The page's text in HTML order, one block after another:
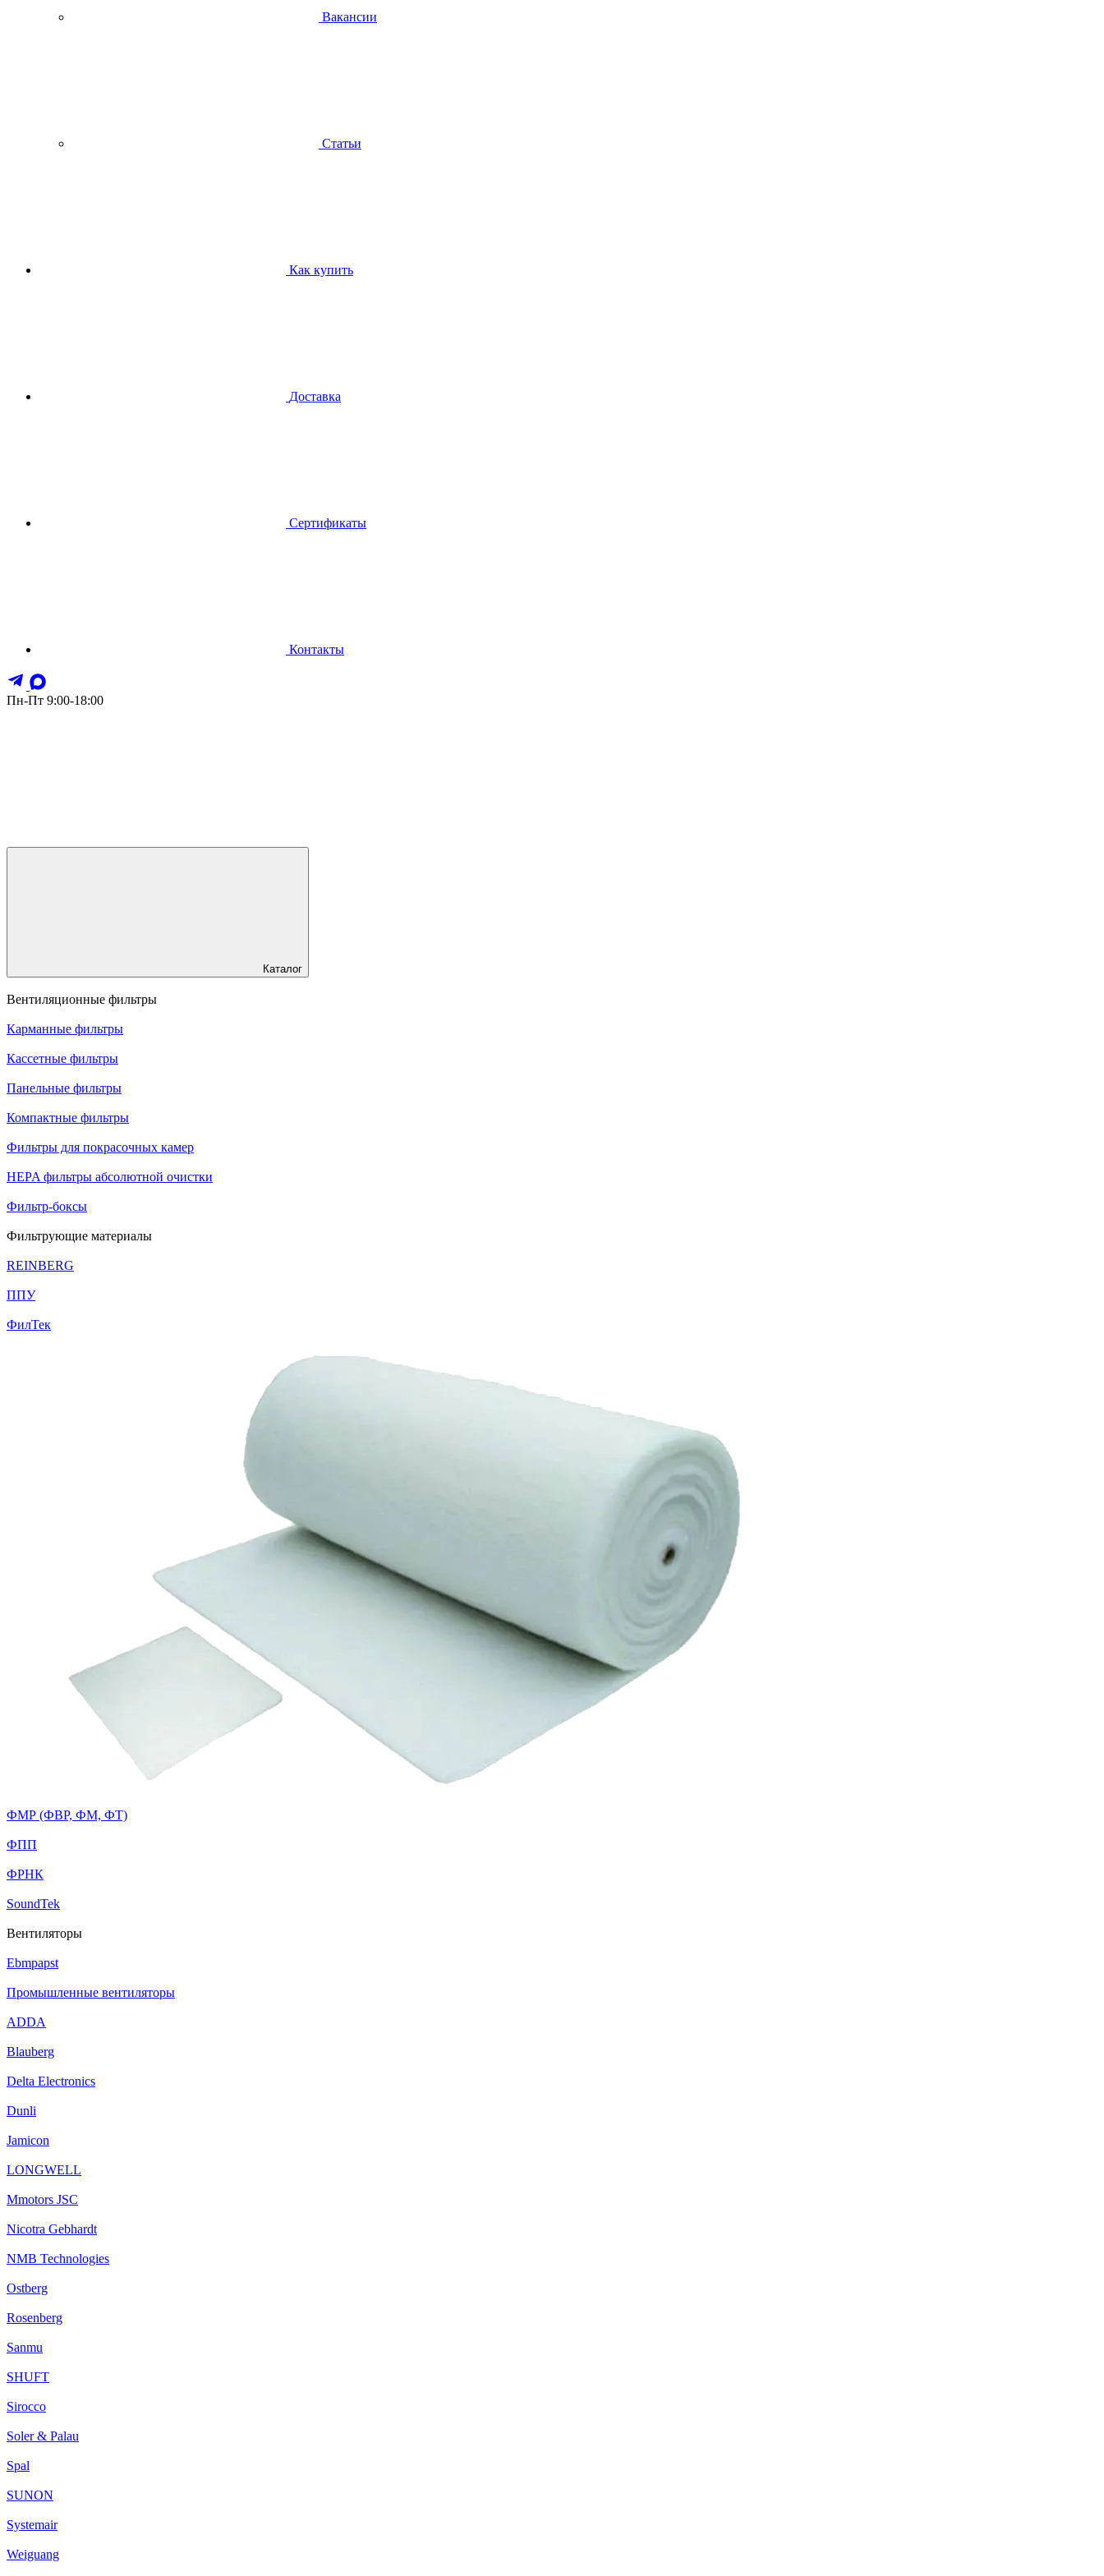
Вакансии
Статьи
Как купить
Доставка
Сертификаты
Контакты
Пн-Пт 9:00-18:00
Каталог
Вентиляционные фильтры
Карманные фильтры
Кассетные фильтры
Панельные фильтры
Компактные фильтры
Фильтры для покрасочных камер
HEPA фильтры абсолютной очистки
Фильтр-боксы
Фильтрующие материалы
REINBERG
ППУ
ФилТек
ФМР (ФВР, ФМ, ФТ)
ФПП
ФРНК
SoundTek
Вентиляторы
Ebmpapst
Промышленные вентиляторы
ADDA
Blauberg
Delta Electronics
Dunli
Jamicon
LONGWELL
Mmotors JSC
Nicotra Gebhardt
NMB Technologies
Ostberg
Rosenberg
Sanmu
SHUFT
Sirocco
Soler & Palau
Spal
SUNON
Systemair
Weiguang